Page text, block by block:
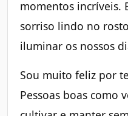
momentos incríveis.
sorriso lindo no
iluminar os nossos
Sou muito feliz por
Pessoas boas como